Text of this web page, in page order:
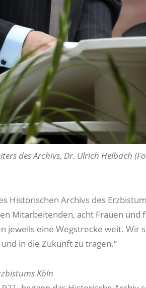
des Archivs, Dr. Ulrich Helbach
Historischen Archivs des
Mitarbeitenden, acht Frauen und
jeweils eine Wegstrecke weit. Wir
in die Zukunft zu tragen.“
Köln